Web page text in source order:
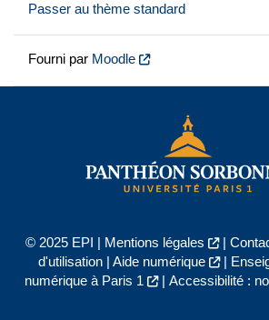
Passer au thème standard
Fourni par Moodle
© 2025 EPI | Mentions légales |
d'utilisation| Aide numérique |
numérique à Paris 1
| Accessibilité :